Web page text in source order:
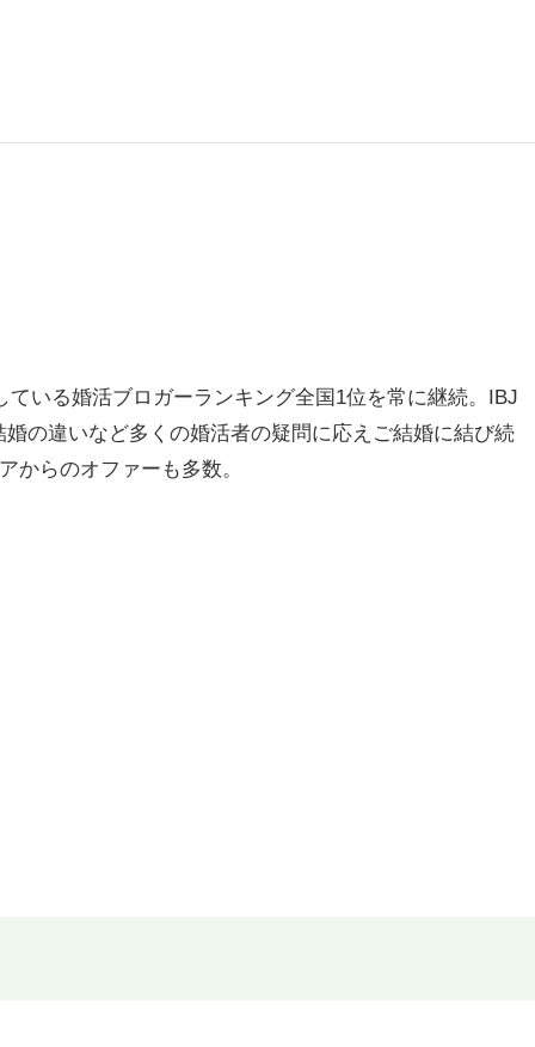
いる婚活ブロガーランキング全国1位を常に継続。IBJ
の違いなど多くの婚活者の疑問に応えご結婚に結び続
からのオファーも多数。